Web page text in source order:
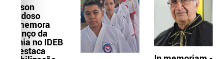
Wilson
Cardoso
comemora
avanço da
Bahia no IDEB
e destaca